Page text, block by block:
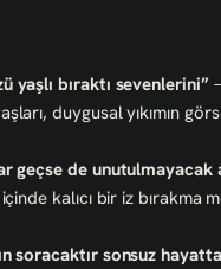
yaşlı bıraktı sevenlerini”
duygusal yıkımın
geçse de unutulmayacak
içinde kalıcı bir iz bırakma
soracaktır sonsuz